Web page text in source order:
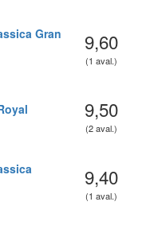
Gran
9,60
(1 aval.)
9,50
(2 aval.)
9,40
(1 aval.)